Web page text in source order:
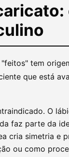
tem
que está
O
faz parte da
cria simetria e
ou como